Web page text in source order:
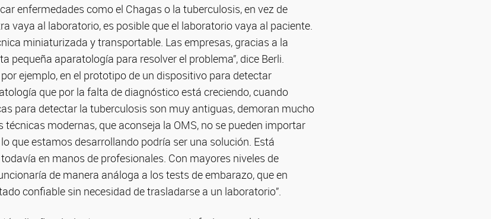
enfermedades como el Chagas o la tuberculosis, en vez de
vaya al laboratorio, es posible que el laboratorio vaya al paciente.
miniaturizada y transportable. Las empresas, gracias a la
pequeña aparatología para resolver el problema”, dice Berli.
ejemplo, en el prototipo de un dispositivo para detectar
que por la falta de diagnóstico está creciendo, cuando
para detectar la tuberculosis son muy antiguas, demoran mucho
modernas, que aconseja la OMS, no se pueden importar
que estamos desarrollando podría ser una solución. Está
en manos de profesionales. Con mayores niveles de
de manera análoga a los tests de embarazo, que en
confiable sin necesidad de trasladarse a un laboratorio”.